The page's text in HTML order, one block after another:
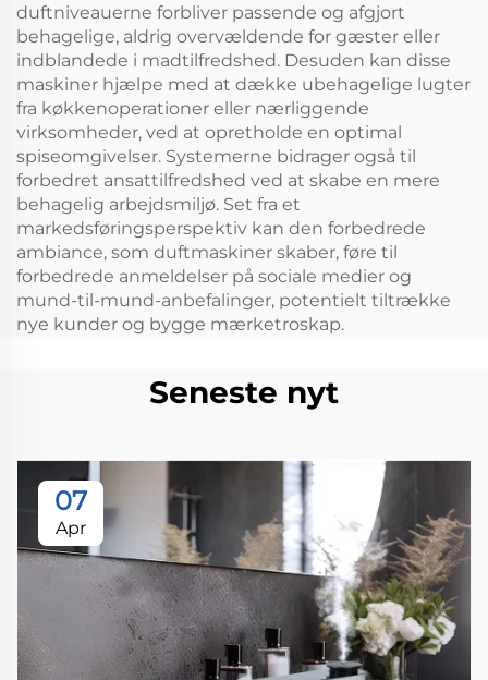
duftniveauerne forbliver passende og afgjort
behagelige, aldrig overvældende for gæster eller
indblandede i madtilfredshed. Desuden kan disse
maskiner hjælpe med at dække ubehagelige lugter
fra køkkenoperationer eller nærliggende
virksomheder, ved at opretholde en optimal
spiseomgivelser. Systemerne bidrager også til
forbedret ansattilfredshed ved at skabe en mere
behagelig arbejdsmiljø. Set fra et
markedsføringsperspektiv kan den forbedrede
ambiance, som duftmaskiner skaber, føre til
forbedrede anmeldelser på sociale medier og
mund-til-mund-anbefalinger, potentielt tiltrække
nye kunder og bygge mærketroskap.
Seneste nyt
07
Apr